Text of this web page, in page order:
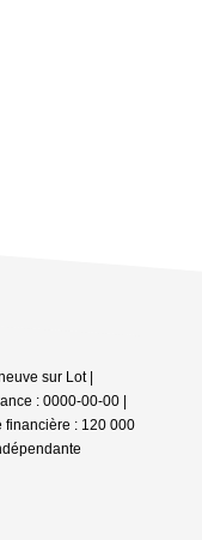
sur Lot |
: 0000-00-00 |
financière : 120 000